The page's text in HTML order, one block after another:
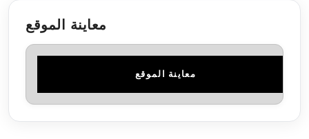
معاينة الموقع
معاينة الموقع